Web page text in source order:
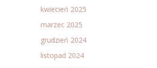
kwiecień 2025
marzec 2025
grudzień 2024
listopad 2024